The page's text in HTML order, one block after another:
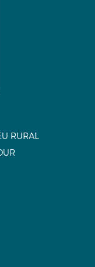
RURAL